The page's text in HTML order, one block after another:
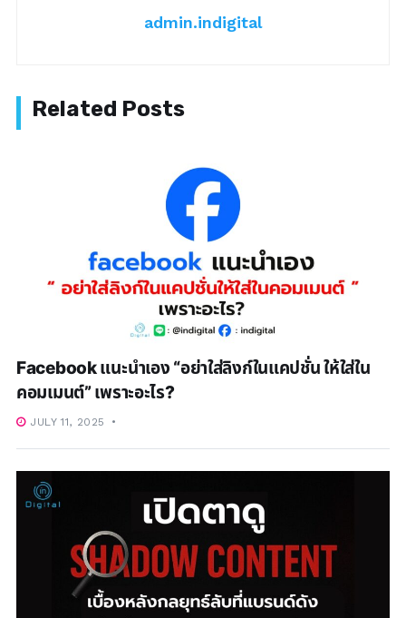
admin.indigital
Facebook แนะนำเอง “อย่าใส่ลิงก์ในแคปชั่น ให้ใส่ใน
คอมเมนต์” เพราะอะไร?
JULY 11, 2025